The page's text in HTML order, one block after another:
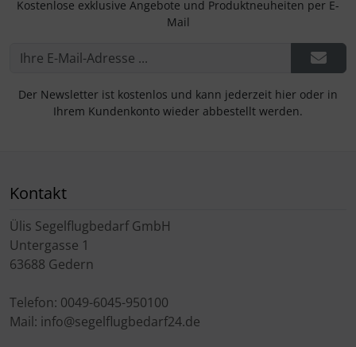
Kostenlose exklusive Angebote und Produktneuheiten per E-
Mail
Der Newsletter ist kostenlos und kann jederzeit hier oder in
Ihrem Kundenkonto wieder abbestellt werden.
Kontakt
Ülis Segelflugbedarf GmbH
Untergasse 1
63688 Gedern
Telefon: 0049-6045-950100
Mail: info@segelflugbedarf24.de